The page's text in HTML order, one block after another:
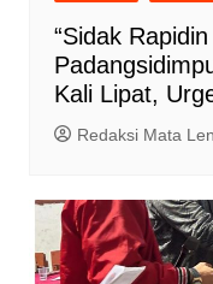
“Sidak
Kali Lipat,
Redaksi Mata